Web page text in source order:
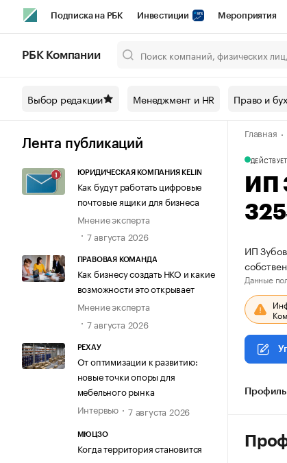
Подписка на РБК Инвестиции Мероприятия
Спецпроекты СПб Конференции СПб
Технологии и медиа Рынок наличной
РБК Компании
Выбор редакции Менеджмент и HR Право и
Лента публикаций
ЮРИДИЧЕСКАЯ КОМПАНИЯ KELIN
Как будут работать цифровые
почтовые ящики для бизнеса
Мнение эксперта
7 августа 2026
ПРАВОВАЯ КОМАНДА
Как бизнесу создать НКО и какие
возможности это открывает
Мнение эксперта
7 августа 2026
РЕХАУ
От оптимизации к развитию:
новые точки опоры для
мебельного рынка
Интервью
7 августа 2026
МЮЦЗО
Когда территория становится
Главная
ДЕЙСТВУЕТ
ИП
ИП
Данные
Профиль